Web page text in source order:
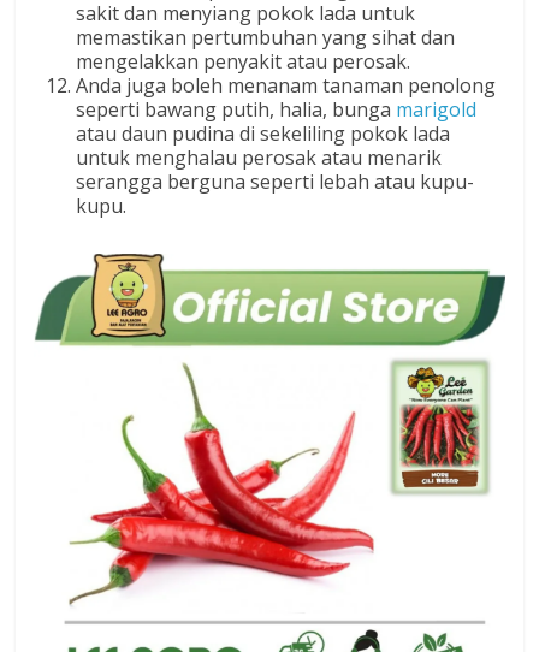
sakit dan menyiang pokok lada untuk
memastikan pertumbuhan yang sihat dan
mengelakkan penyakit atau perosak.
Anda juga boleh menanam tanaman penolong
seperti bawang putih, halia, bunga marigold
atau daun pudina di sekeliling pokok lada
untuk menghalau perosak atau menarik
serangga berguna seperti lebah atau kupu-
kupu.